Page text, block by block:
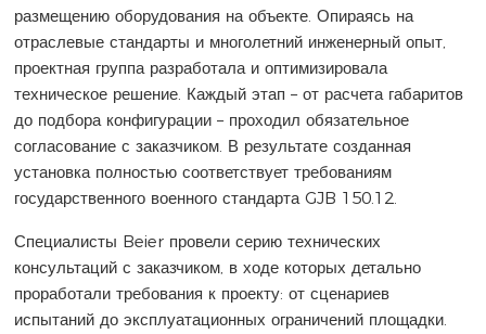
размещению оборудования на объекте. Опираясь на
отраслевые стандарты и многолетний инженерный опыт,
проектная группа разработала и оптимизировала
техническое решение. Каждый этап – от расчета габаритов
до подбора конфигурации – проходил обязательное
согласование с заказчиком. В результате созданная
установка полностью соответствует требованиям
государственного военного стандарта GJB 150.12.
Специалисты Beier провели серию технических
консультаций с заказчиком, в ходе которых детально
проработали требования к проекту: от сценариев
испытаний до эксплуатационных ограничений площадки.